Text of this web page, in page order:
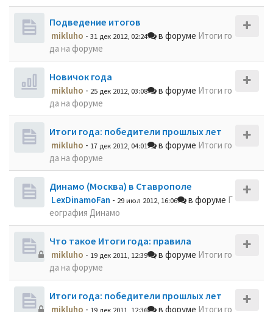
Подведение итогов
mikluho - 31 дек 2012, 02:24 в форуме Итоги го
да на форуме
Новичок года
mikluho - 25 дек 2012, 03:08 в форуме Итоги го
да на форуме
Итоги года: победители прошлых лет
mikluho - 17 дек 2012, 04:01 в форуме Итоги го
да на форуме
Динамо (Москва) в Ставрополе
LexDinamoFan - 29 июл 2012, 16:06 в форуме Г
еография Динамо
Что такое Итоги года: правила
mikluho - 19 дек 2011, 12:39 в форуме Итоги го
да на форуме
Итоги года: победители прошлых лет
mikluho - 19 дек 2011, 12:36 в форуме Итоги го